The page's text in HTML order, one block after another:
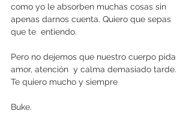
como yo le absorben muchas cosas sin
apenas darnos cuenta. Quiero que sepas
que te  entiendo.
Pero no dejemos que nuestro cuerpo pida
amor, atención  y calma demasiado tarde.
Te quiero mucho y siempre
Buke.